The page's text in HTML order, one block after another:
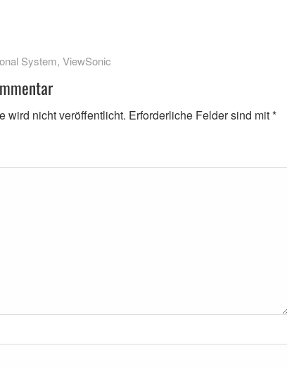
System, ViewSonic
wird nicht veröffentlicht. Erforderliche Felder sind mit*